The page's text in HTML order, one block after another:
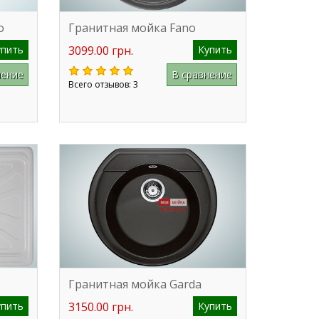
Гранитная мойка Fano
3099.00 грн.
Купить
Всего отзывов: 3
В сравнение
Гранитная мойка Garda
3150.00 грн.
Купить